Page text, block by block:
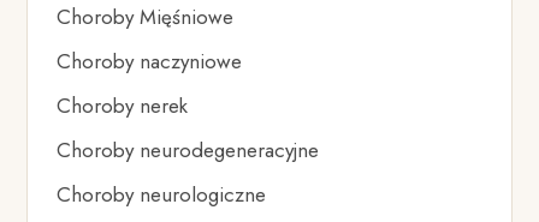
Choroby Mięśniowe
Choroby naczyniowe
Choroby nerek
Choroby neurodegeneracyjne
Choroby neurologiczne